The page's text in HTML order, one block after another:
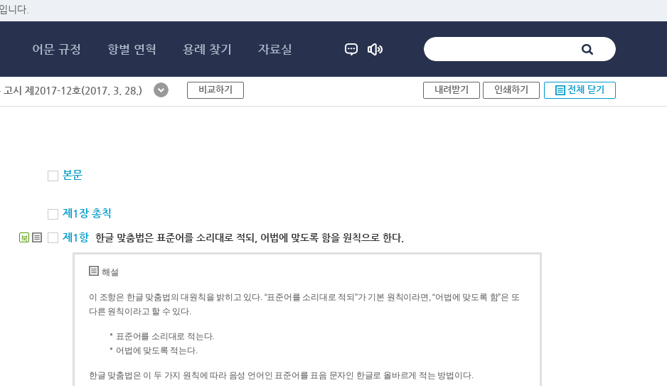
니다.
어문 규정 항별 연혁 용례 찾기 자료실
고시 제2017-12호(2017. 3. 28.) 비교하기 내려받기 인쇄하기 전체 닫기
본문
제1장 총칙
북 제1항 한글 맞춤법은 표준어를 소리대로 적되, 어법에 맞도록 함을 원칙으로 한다.
해설
이 조항은 한글 맞춤법의 대원칙을 밝히고 있다. “표준어를 소리대로 적되”가 기본 원칙이라면, “어법에 맞도록 함”은 또
다른 원칙이라고 할 수 있다.
표준어를 소리대로 적는다.
어법에 맞도록 적는다.
한글 맞춤법은 이 두 가지 원칙에 따라 음성 언어인 표준어를 표음 문자인 한글로 올바르게 적는 방법이다.